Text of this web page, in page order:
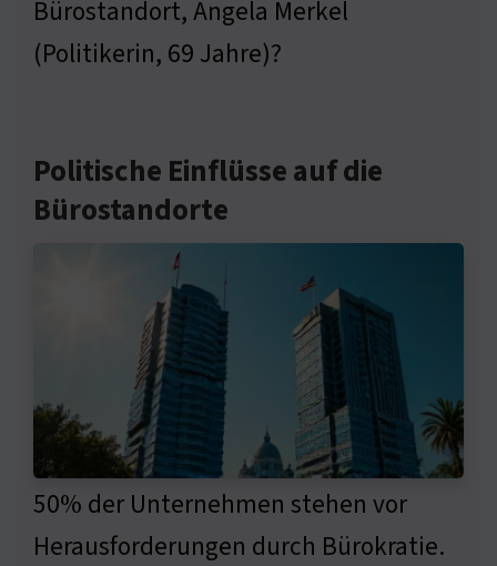
Bürostandort, Angela Merkel
(Politikerin, 69 Jahre)?
Politische Einflüsse auf die
Bürostandorte
50% der Unternehmen stehen vor
Herausforderungen durch Bürokratie.